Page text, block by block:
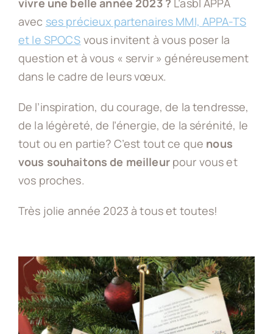
APPA ASBL
ACTU
OFFRES D’EMPLOI
CONTACT
vivre une belle année 2023 ? L’asbl APPA
avec ses précieux partenaires MMI, APPA-TS
et le SPOCS vous invitent à vous poser la
question et à vous « servir » généreusement
dans le cadre de leurs vœux.
De l’inspiration, du courage, de la tendresse,
de la légèreté, de l’énergie, de la sérénité, le
tout ou en partie? C’est tout ce que nous
vous souhaitons de meilleurpour vous et
vos proches.
Très jolie année 2023 à tous et toutes!